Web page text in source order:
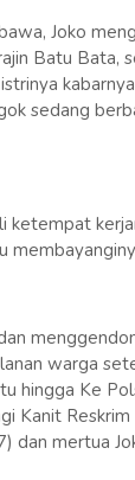
Joko
Batu Bata,
sedang
ketempat
warga
hingga Ke
Kanit
dan mertua